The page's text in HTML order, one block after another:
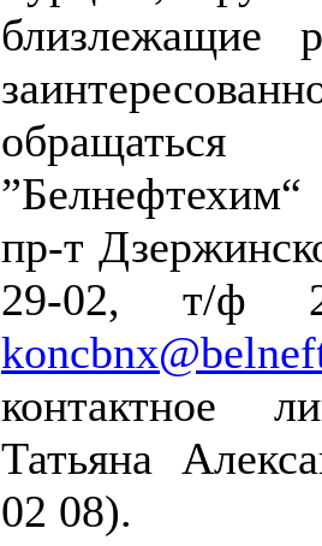
близлежащие
пр-т
29-02, т/ф
контактное
Татьяна
02 08).